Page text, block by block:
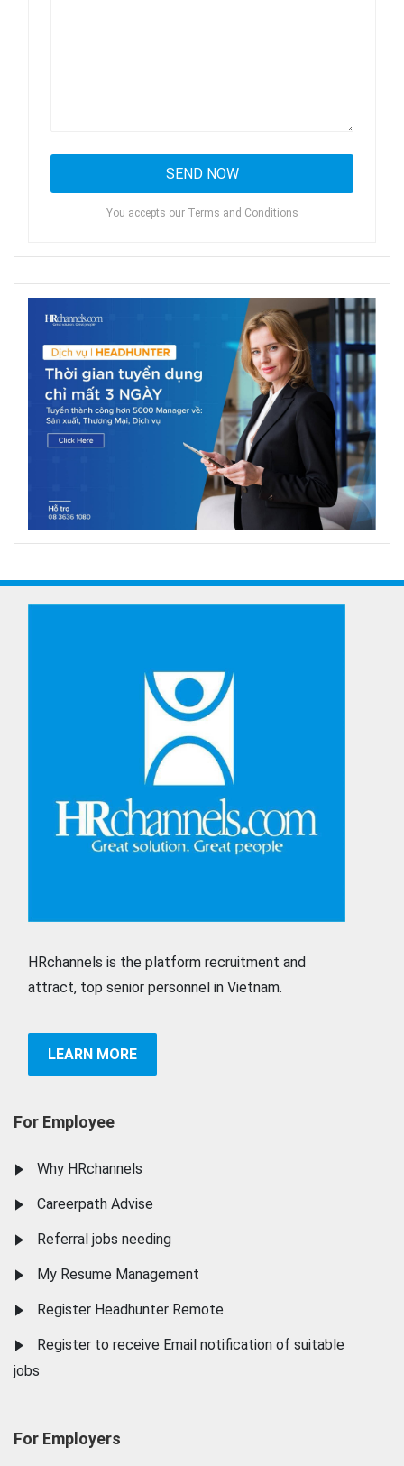
You accepts our Terms and Conditions
HRchannels is the platform recruitment and
attract, top senior personnel in Vietnam.
LEARN MORE
For Employee
Why HRchannels
Careerpath Advise
Referral jobs needing
My Resume Management
Register Headhunter Remote
Register to receive Email notification of suitable
jobs
For Employers